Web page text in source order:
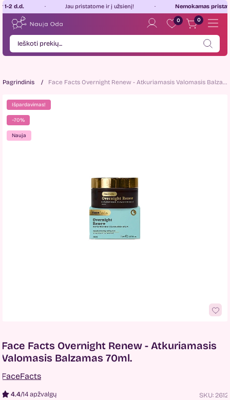
Jau pristatome ir į užsienį! Nemokamas pristatymas
0 0
Pagrindinis Face Facts Overnight Renew - Atkuriamasis Valomasis Balzamas 70ml.
Išpardavimas!
−70%
Nauja
Face Facts Overnight Renew - Atkuriamasis
Valomasis Balzamas 70ml.
FaceFacts
4.4/14 apžvalgų SKU:2612